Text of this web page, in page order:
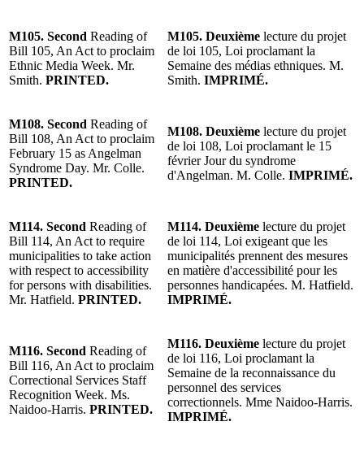
M105. Second Reading of
Bill 105, An Act to proclaim
Ethnic Media Week. Mr.
Smith. PRINTED.
M105. Deuxième lecture du projet
de loi 105, Loi proclamant la
Semaine des médias ethniques. M.
Smith. IMPRIMÉ.
M108. Second Reading of
Bill 108, An Act to proclaim
February 15 as Angelman
Syndrome Day. Mr. Colle.
PRINTED.
M108. Deuxième lecture du projet
de loi 108, Loi proclamant le 15
février Jour du syndrome
d'Angelman. M. Colle. IMPRIMÉ.
M114. Second Reading of
Bill 114, An Act to require
municipalities to take action
with respect to accessibility
for persons with disabilities.
Mr. Hatfield. PRINTED.
M114. Deuxième lecture du projet
de loi 114, Loi exigeant que les
municipalités prennent des mesures
en matière d'accessibilité pour les
personnes handicapées. M. Hatfield.
IMPRIMÉ.
M116. Second Reading of
Bill 116, An Act to proclaim
Correctional Services Staff
Recognition Week. Ms.
Naidoo-Harris. PRINTED.
M116. Deuxième lecture du projet
de loi 116, Loi proclamant la
Semaine de la reconnaissance du
personnel des services
correctionnels. Mme Naidoo-Harris.
IMPRIMÉ.